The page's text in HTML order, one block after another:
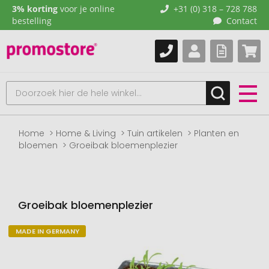
3% korting voor je online
bestelling
+31 (0) 318 – 728 788
Contact
Home Home & Living Tuin artikelen
Planten en
bloemen
Groeibak bloemenplezier
Groeibak bloemenplezier
Naar
MADE IN GERMANY